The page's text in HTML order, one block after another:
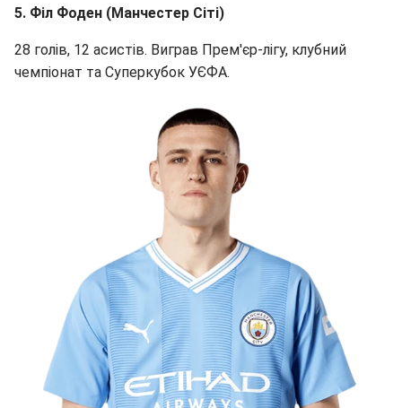
5. Філ Фоден (Манчестер Сіті)
28 голів, 12 асистів. Виграв Прем'єр-лігу, клубний
чемпіонат та Суперкубок УЄФА.